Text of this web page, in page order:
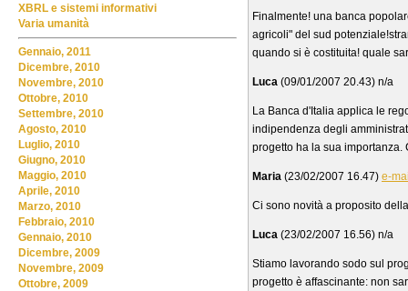
Finalmente! una banca
agricoli" del sud
quando si è costituita! quale
Luca (09/01/2007 20.43) n/a
La Banca d'Italia applica le
indipendenza degli
progetto ha la sua importanza.
Maria (23/02/2007 16.47) e-
Ci sono novità a proposito
Luca (23/02/2007 16.56) n/a
Stiamo lavorando sodo sul
progetto è affascinante: non
XBRL e sistemi informativi
Varia umanità
Gennaio, 2011
Dicembre, 2010
Novembre, 2010
Ottobre, 2010
Settembre, 2010
Agosto, 2010
Luglio, 2010
Giugno, 2010
Maggio, 2010
Aprile, 2010
Marzo, 2010
Febbraio, 2010
Gennaio, 2010
Dicembre, 2009
Novembre, 2009
Ottobre, 2009